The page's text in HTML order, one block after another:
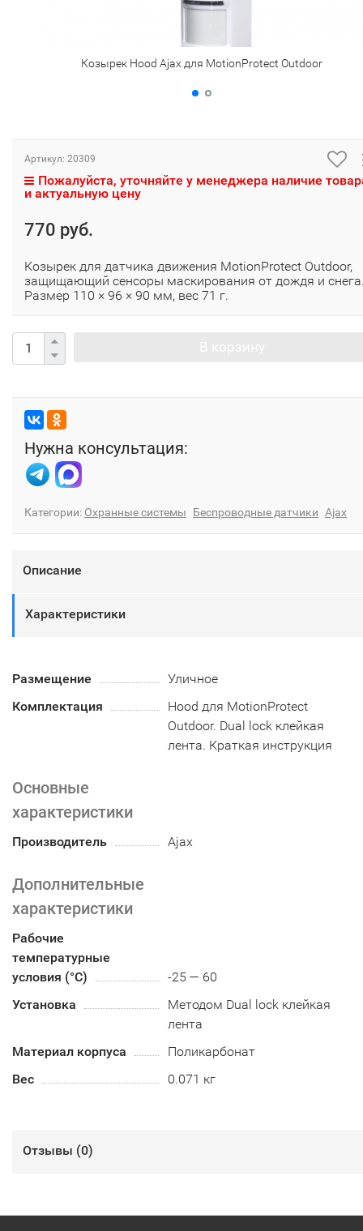
Козырек Hood Ajax для MotionProtect Outdoor
Артикул: 20309
Пожалуйста, уточняйте у менеджера наличие
и актуальную цену
770 руб.
Козырек для датчика движения MotionProtect Outdoor,
защищающий сенсоры маскирования от дождя и
Размер 110 × 96 × 90 мм, вес 71 г.
Нужна консультация:
Категории: Охранные системы Беспроводные датчики Ajax
Описание
Характеристики
Размещение
Уличное
Комплектация
Hood для MotionProtect
Outdoor. Dual lock клейкая
лента. Краткая инструкция
Основные
характеристики
Производитель Ajax
Дополнительные
характеристики
Рабочие
температурные
условия (°С)
-25 — 60
Установка
Методом Dual lock клейкая
лента
Материал корпуса
Поликарбонат
Вес
0.071 кг
Отзывы (0)